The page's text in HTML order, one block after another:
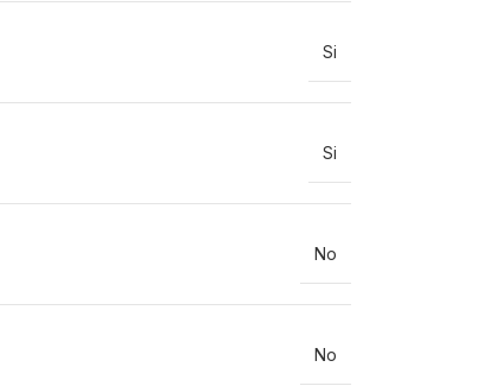
Si
Si
No
No